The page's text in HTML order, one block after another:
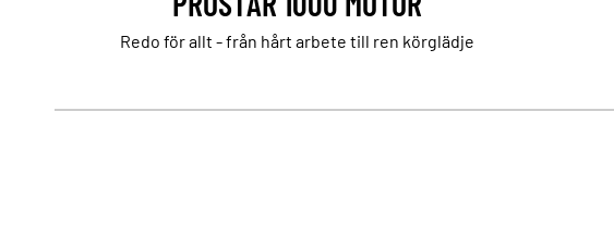
Redo för allt - från hårt arbete till ren körglädje